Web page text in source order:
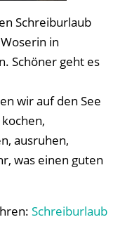
Schreiburlaub
in
Schöner geht es
wir auf den See
ausruhen,
was einen guten
Schreiburlaub